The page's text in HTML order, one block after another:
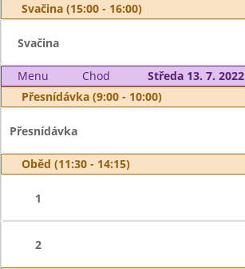
Svačina (15:00 - 16:00)
Svačina
Menu Chod
Středa 13. 7. 2022
Přesnídávka (9:00 - 10:00)
Přesnídávka
Oběd (11:30 - 14:15)
1
2